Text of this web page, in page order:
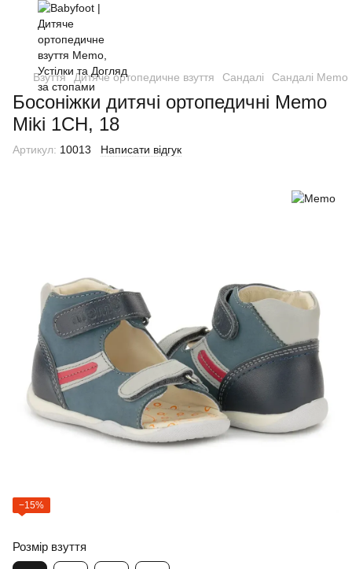
Взуття Дитяче ортопедичне взуття Сандалі Сандалі Memo
Босоніжки дитячі ортопедичні Memo
Miki 1CH, 18
Артикул: 10013 Написати відгук
−15%
Розмір взуття